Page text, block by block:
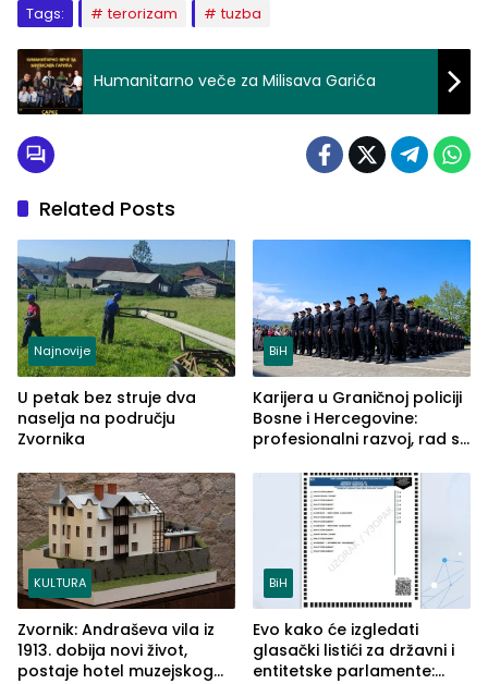
Tags: terorizam tuzba
Humanitarno veče za Milisava Garića
Related Posts
Najnovije
U petak bez struje dva
naselja na području
Zvornika
BiH
Karijera u Graničnoj policiji
Bosne i Hercegovine:
profesionalni razvoj, rad sa
služba građanima
KULTURA
Zvornik: Andraševa vila iz
1913. dobija novi život,
postaje hotel muzejskog
BiH
Evo kako će izgledati
glasački listići za državni i
entitetske parlamente: